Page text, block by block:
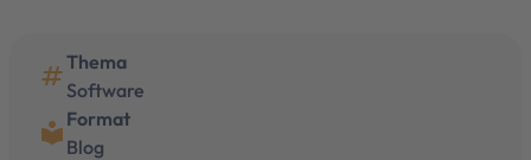
numbersThema
Software
local_library Format
Blog